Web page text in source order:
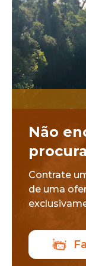
Não
Contrate
de uma